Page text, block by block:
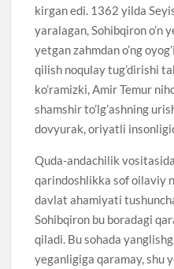
kirgan edi. 1362 yilda
yaralagan, Sohibqiron o’n
yetgan zahmdan o’ng
qilish noqulay tug’dirishi
ko’ramizki, Amir Temur
shamshir to’lg’ashning
dovyurak, oriyatli
Quda-andachilik
qarindoshlikka sof oilaviy
davlat ahamiyati
Sohibqiron bu boradagi
qiladi. Bu sohada
yeganligiga qaramay, shu